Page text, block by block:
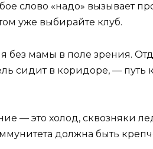
слово «надо» вызывает
уже выбирайте клуб.
без мамы в поле зрения.
сидит в коридоре, — путь к
— это холод, сквозняки
должна быть